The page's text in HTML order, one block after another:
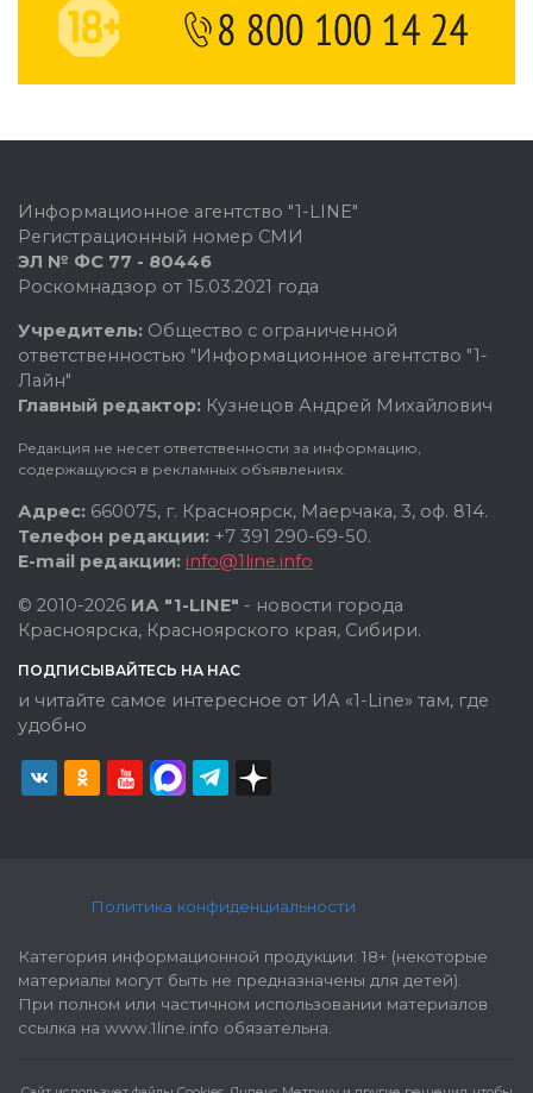
Информационное агентство "1-LINE"
Регистрационный номер СМИ
ЭЛ № ФС 77 - 80446
Роскомнадзор от 15.03.2021 года
Учредитель: Общество с ограниченной
ответственностью "Информационное агентство "1-
Лайн"
Главный редактор: Кузнецов Андрей Михайлович
Редакция не несет ответственности за информацию,
содержащуюся в рекламных объявлениях.
Адрес: 660075, г. Красноярск, Маерчака, 3, оф. 814.
Телефон редакции: +7 391 290-69-50.
E-mail редакции: info@1line.info
© 2010-2026 ИА "1-LINE" - новости города
Красноярска, Красноярского края, Сибири.
ПОДПИСЫВАЙТЕСЬ НА НАС
и читайте самое интересное от ИА «1-Line» там, где
удобно
Политика конфиденциальности
Категория информационной продукции: 18+ (некоторые
материалы могут быть не предназначены для детей).
При полном или частичном использовании материалов
ссылка на www.1line.info обязательна.